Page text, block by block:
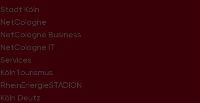
Stadt Köln
NetCologne
NetCologne Business
NetCologne IT
Services
KölnTourismus
RheinEnergieSTADION
Köln Deutz